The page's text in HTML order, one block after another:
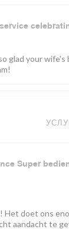
glad your
Super
doet ons
aandacht te